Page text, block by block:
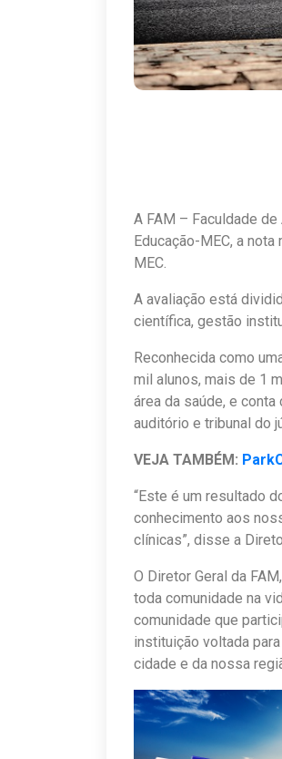
A FAM – Faculdade
Educação-MEC, a
MEC.
A avaliação está
científica, gestão
Reconhecida como
mil alunos, mais de 1
área da saúde, e
auditório e tribunal do
VEJA TAMBÉM:
“Este é um resultado
conhecimento aos
clínicas”, disse a
O Diretor Geral da
toda comunidade na
comunidade que
instituição voltada
cidade e da nossa